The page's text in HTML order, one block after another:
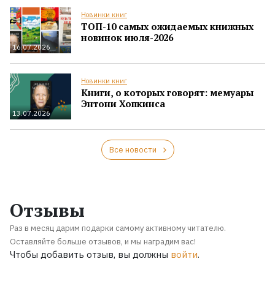
16.07.2026
Новинки книг
ТОП-10 самых ожидаемых книжных
новинок июля-2026
13.07.2026
Новинки книг
Книги, о которых говорят: мемуары
Энтони Хопкинса
Все новости
Отзывы
Раз в месяц дарим подарки самому активному читателю.
Оставляйте больше отзывов, и мы наградим вас!
Чтобы добавить отзыв, вы должны войти.